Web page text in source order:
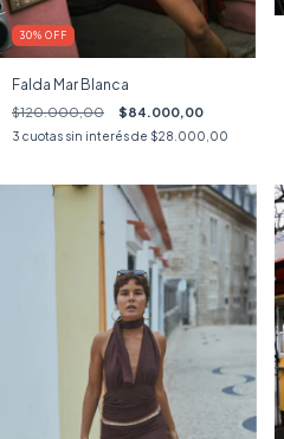
30% OFF
Falda Mar Blanca
$120.000,00 $84.000,00
3 cuotas sin interés de $28.000,00